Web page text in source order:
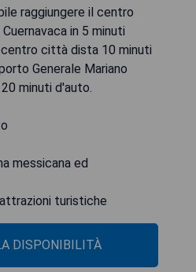
raggiungere il centro
in 5 minuti
città dista 10 minuti
Generale Mariano
minuti d'auto.
messicana ed
DISPONIBILITÀ